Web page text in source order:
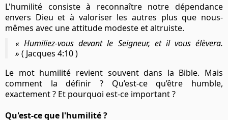
L'humilité consiste à reconnaître notre dépendance
envers Dieu et à valoriser les autres plus que nous-
mêmes avec une attitude modeste et altruiste.
« Humiliez-vous devant le Seigneur, et il vous élèvera.
» ( Jacques 4:10)
Le mot humilité revient souvent dans la Bible. Mais
comment la définir ? Qu’est-ce qu’être humble,
exactement ? Et pourquoi est-ce important ?
Qu'est-ce que l'humilité ?